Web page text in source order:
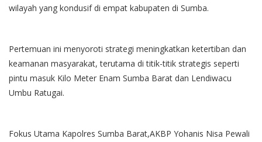
wilayah yang kondusif di empat kabupaten di Sumba.
Pertemuan ini menyoroti strategi meningkatkan ketertiban dan
keamanan masyarakat, terutama di titik-titik strategis seperti
pintu masuk Kilo Meter Enam Sumba Barat dan Lendiwacu
Umbu Ratugai.
Fokus Utama Kapolres Sumba Barat,AKBP Yohanis Nisa Pewali